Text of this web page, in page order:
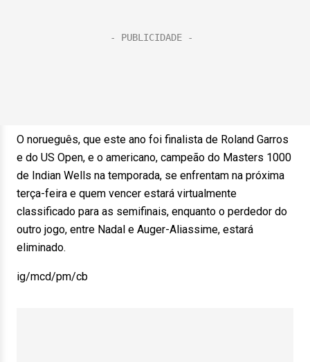
O norueguês, que este ano foi finalista de Roland Garros
e do US Open, e o americano, campeão do Masters 1000
de Indian Wells na temporada, se enfrentam na próxima
terça-feira e quem vencer estará virtualmente
classificado para as semifinais, enquanto o perdedor do
outro jogo, entre Nadal e Auger-Aliassime, estará
eliminado.
ig/mcd/pm/cb